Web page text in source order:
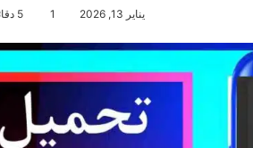
يناير 13, 2026 1 5 دقائق